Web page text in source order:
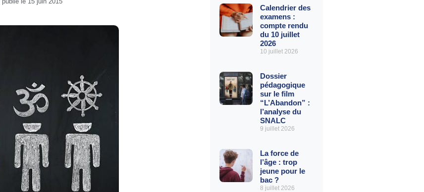
Calendrier des
examens :
compte rendu
du 10 juillet
2026
10 juillet 2026
Dossier
pédagogique
sur le film
“L’Abandon” :
l’analyse du
SNALC
9 juillet 2026
La force de
l’âge : trop
jeune pour le
bac ?
8 juillet 2026